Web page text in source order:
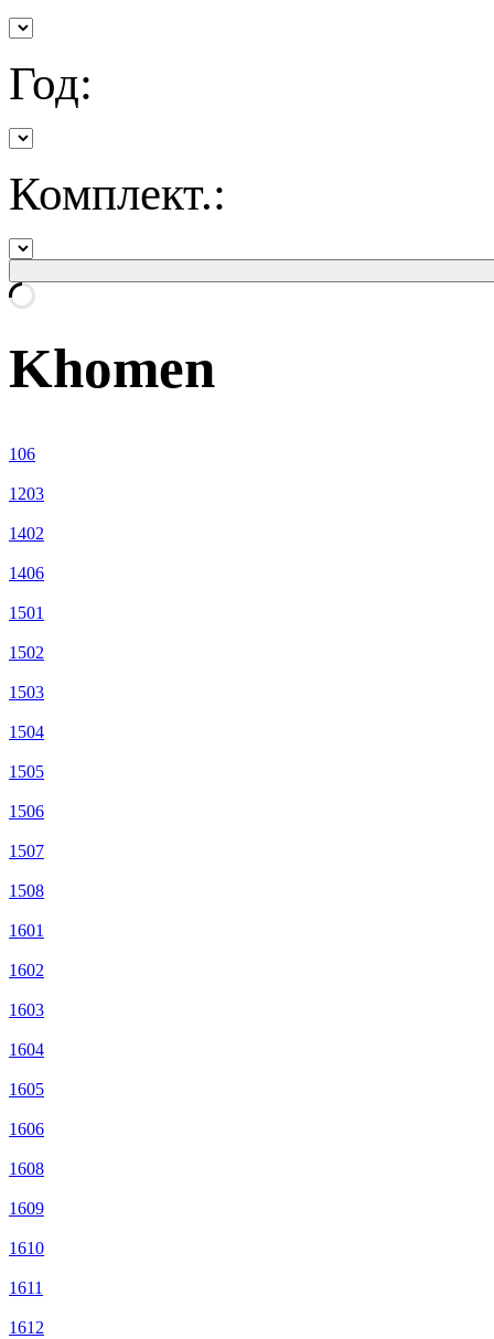
Год:
Комплект.:
Khomen
106
1203
1402
1406
1501
1502
1503
1504
1505
1506
1507
1508
1601
1602
1603
1604
1605
1606
1608
1609
1610
1611
1612